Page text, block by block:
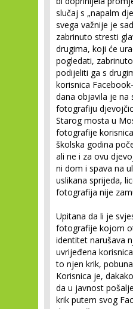
slučaj s „napalm
svega važnije je
zabrinuto stresti
drugima, koji će
pogledati,
podijeliti ga s
korisnica
dana objavila je na
fotografiju
Starog mosta u
fotografije
školska godina
ali ne i za ovu
ni dom i spava na
uslikana sprijeda,
fotografija nije
Upitana da li je
fotografije kojom
identitet narušava
uvrijeđena
to njen krik,
Korisnica je,
da u javnost
krik putem svog